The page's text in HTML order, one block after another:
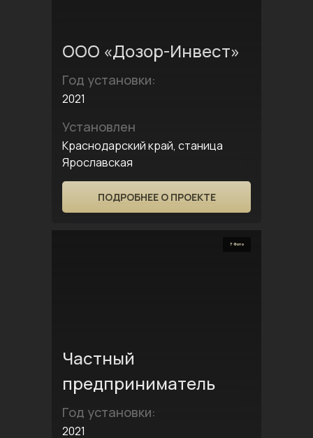
ООО «Дозор-Инвест»
Год установки:
2021
Установлен
Краснодарский край, станица
Ярославская
ПОДРОБНЕЕ О ПРОЕКТЕ
7 Фото
Частный
предприниматель
Год установки:
2021